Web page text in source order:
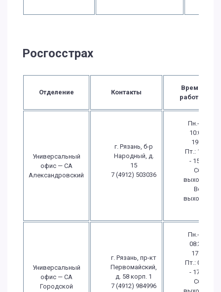
Росгосстрах
Отделение Контакты
Время
работы
Универсальный
офис — СА
Александровский
г. Рязань, б-р
Народный, д.
15
7 (4912) 503036
Пн.-Чт.:
10:00 -
19:00
Пт.: 10:00
- 15:00
Сб.:
выходной
Вс.:
выходной
Универсальный
офис — СА
Городской
г. Рязань, пр-кт
Первомайский,
д. 58 корп. 1
7 (4912) 984996
Пн.-Чт.:
08:30 -
17:30
Пт.: 08:30
- 17:30
Сб.: